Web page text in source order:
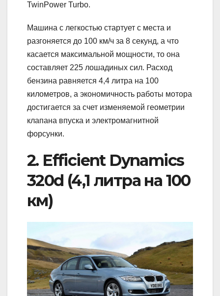
TwinPower Turbo.
Машина с легкостью стартует с места и
разгоняется до 100 км/ч за 8 секунд, а что
касается максимальной мощности, то она
составляет 225 лошадиных сил. Расход
бензина равняется 4,4 литра на 100
километров, а экономичность работы мотора
достигается за счет изменяемой геометрии
клапана впуска и электромагнитной
форсунки.
2. Efficient Dynamics
320d (4,1 литра на 100
км)